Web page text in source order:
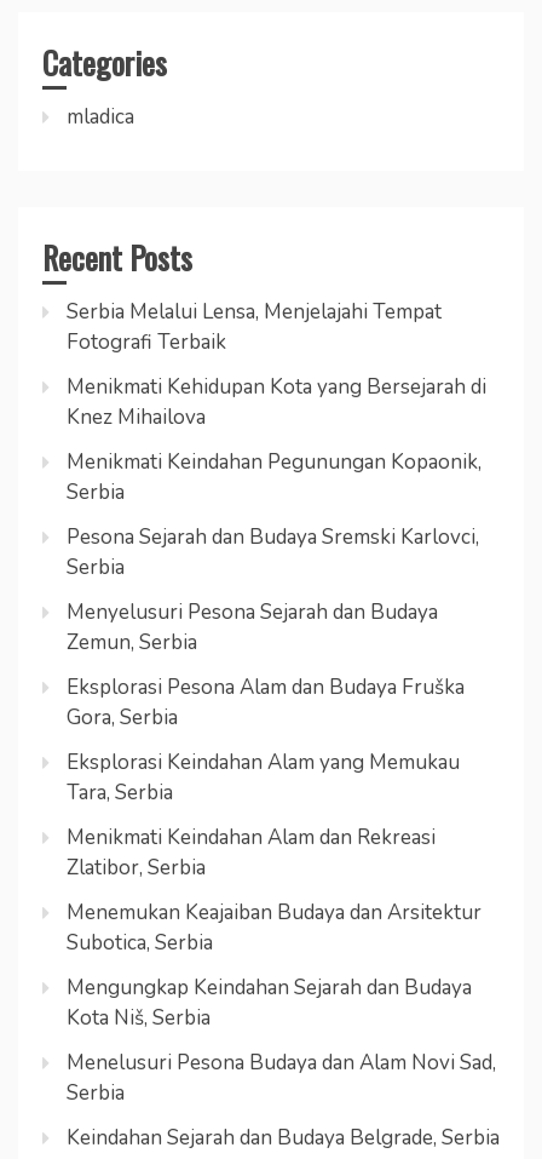
Categories
mladica
Recent Posts
Serbia Melalui Lensa, Menjelajahi Tempat
Fotografi Terbaik
Menikmati Kehidupan Kota yang Bersejarah di
Knez Mihailova
Menikmati Keindahan Pegunungan Kopaonik,
Serbia
Pesona Sejarah dan Budaya Sremski Karlovci,
Serbia
Menyelusuri Pesona Sejarah dan Budaya
Zemun, Serbia
Eksplorasi Pesona Alam dan Budaya Fruška
Gora, Serbia
Eksplorasi Keindahan Alam yang Memukau
Tara, Serbia
Menikmati Keindahan Alam dan Rekreasi
Zlatibor, Serbia
Menemukan Keajaiban Budaya dan Arsitektur
Subotica, Serbia
Mengungkap Keindahan Sejarah dan Budaya
Kota Niš, Serbia
Menelusuri Pesona Budaya dan Alam Novi Sad,
Serbia
Keindahan Sejarah dan Budaya Belgrade, Serbia